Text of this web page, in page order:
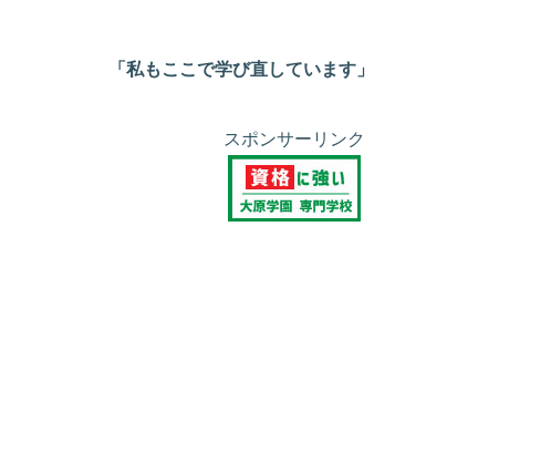
「私もここで学び直しています」
スポンサーリンク